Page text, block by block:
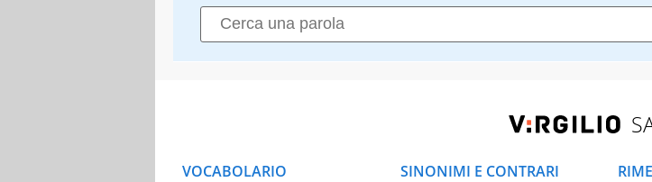
VOCABOLARIO
SINONIMI E CONTRARI
RIME